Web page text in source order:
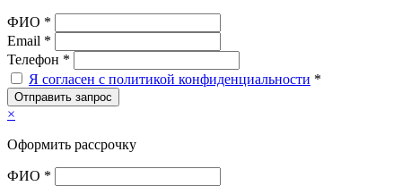
ФИО *
Email *
Телефон *
Я согласен с политикой конфиденциальности *
Отправить запрос
×
Оформить рассрочку
ФИО *